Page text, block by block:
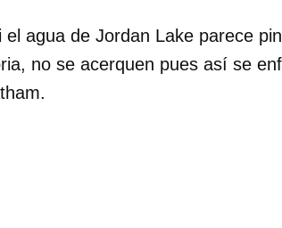
el agua de Jordan Lake parece
no se acerquen pues así se